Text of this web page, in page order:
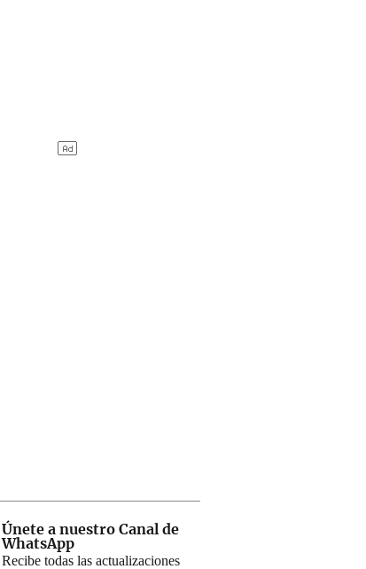
Únete a nuestro Canal de
WhatsApp
Recibe todas las actualizaciones